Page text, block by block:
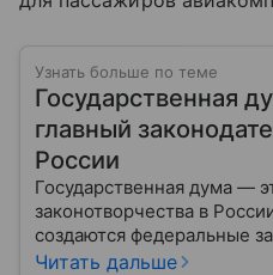
Узнать больше по теме
Государственная
главный
России
Государственная дума —
законотворчества в
создаются федеральные
жизни каждого
Читать дальше